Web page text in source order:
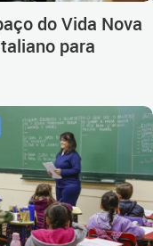
do Vida Nova
para